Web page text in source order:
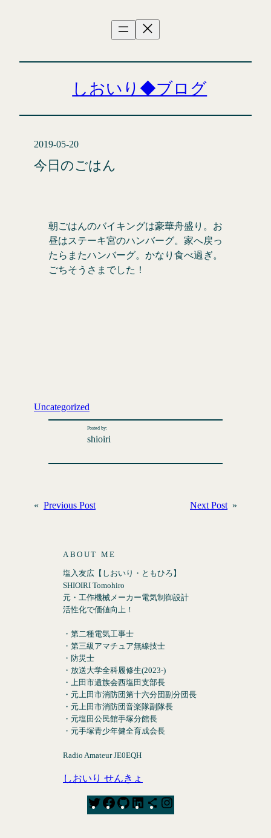
しおいり◆ブログ
2019-05-20
今日のごはん
朝ごはんのバイキングは豪華舟盛り。お
昼はステーキ宮のハンバーグ。家へ戻っ
たらまたハンバーグ。かなり食べ過ぎ。
ごちそうさまでした！
Uncategorized
Posted by:
shioiri
« Previous Post Next Post »
ABOUT ME
塩入友広【しおいり・ともひろ】
SHIOIRI Tomohiro
元・工作機械メーカー電気制御設計
活性化で価値向上！
・第二種電気工事士
・第三級アマチュア無線技士
・防災士
・放送大学全科履修生(2023-)
・上田市遺族会西塩田支部長
・元上田市消防団第十六分団副分団長
・元上田市消防団音楽隊副隊長
・元塩田公民館手塚分館長
・元手塚青少年健全育成会長
Radio Amateur JE0EQH
しおいり せんきょ
T
w
F
a
G
i
L
i
S
h
n